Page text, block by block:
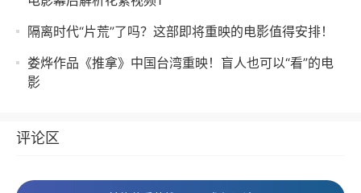
隔离时代“片荒”了吗？这部即将重映的电影值得安排！
娄烨作品《推拿》中国台湾重映！盲人也可以“看”的电
影
评论区